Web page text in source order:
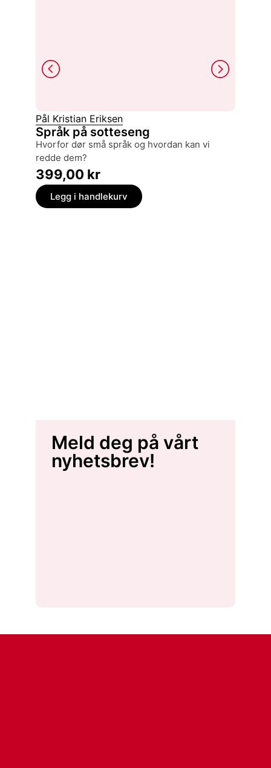
Pål Kristian Eriksen
Språk på sotteseng
hvorfor dør små språk og hvordan kan vi
redde dem?
399,00 kr
Legg i handlekurv
Meld deg på vårt
nyhetsbrev!